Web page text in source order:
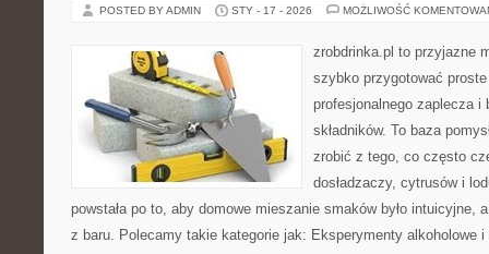
POSTED BY ADMIN STY - 17 - 2026 MOŻLIWOŚĆ
zrobdrinka.pl to przyjazne
szybko przygotować
profesjonalnego zaplecza i
składników. To baza
zrobić z tego, co często
dosładzaczy, cytrusów i
powstała po to, aby domowe mieszanie smaków było intuicyjne,
z baru. Polecamy takie kategorie jak: Eksperymenty alkoholowe